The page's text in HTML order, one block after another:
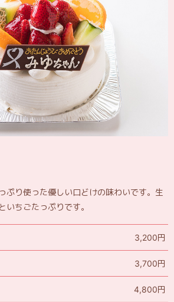
ぷり使った優しい口どけの味わいです。生
いちごたっぷりです。
3,200円
3,700円
4,800円